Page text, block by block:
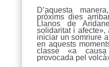
D’aquesta
pròxims dies
Llanos de
solidaritat i afecte»,
iniciar un somriure
en aquests
classe «a
provocada pel